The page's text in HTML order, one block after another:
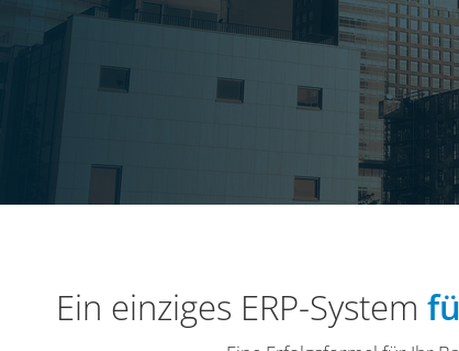
Ein einziges ERP-System